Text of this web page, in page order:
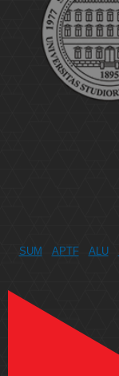
SUM APTF ALU